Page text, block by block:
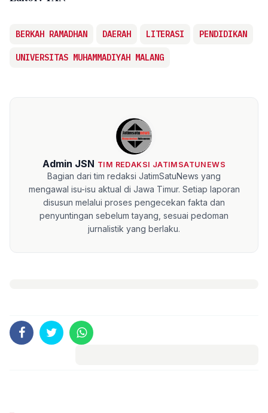
BERKAH RAMADHAN DAERAH LITERASI PENDIDIKAN
UNIVERSITAS MUHAMMADIYAH MALANG
Admin JSN TIM REDAKSI JATIMSATUNEWS
Bagian dari tim redaksi JatimSatuNews yang
mengawal isu-isu aktual di Jawa Timur. Setiap laporan
disusun melalui proses pengecekan fakta dan
penyuntingan sebelum tayang, sesuai pedoman
jurnalistik yang berlaku.